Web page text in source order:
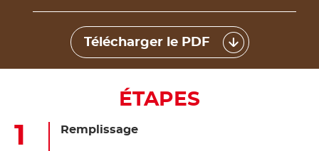
Télécharger le PDF
ÉTAPES
Remplissage